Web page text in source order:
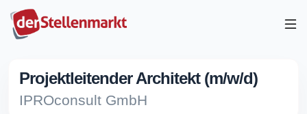
Projektleitender Architekt (m/w/d)
IPROconsult GmbH